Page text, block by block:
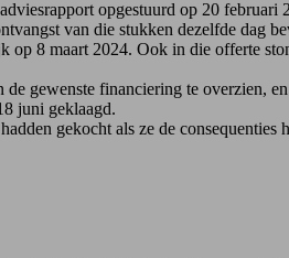
opgestuurd op 20 februari
van die stukken dezelfde dag
8 maart 2024. Ook in die offerte
gewenste financiering te overzien,
juni geklaagd.
gekocht als ze de consequenties